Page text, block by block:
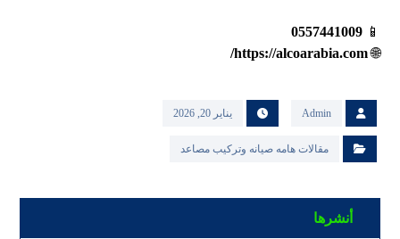
📱
0557441009
🌐
https://alcoarabia.com/
Admin يناير 20, 2026
مقالات هامه صيانه وتركيب مصاعد